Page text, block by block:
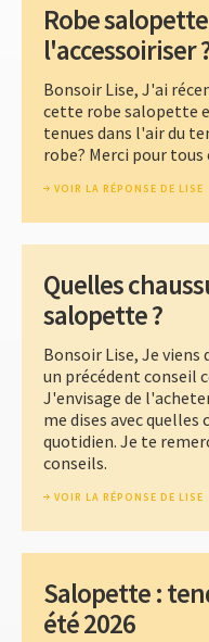
Robe
l'accessoiriser
Bonsoir Lise, J'ai
cette robe salopette
tenues dans l'air du
robe? Merci pour tous
VOIR LA RÉPONSE DE LISE
Quelles
salopette ?
Bonsoir Lise, Je viens
un précédent conseil
J'envisage de
me dises avec quelles
quotidien. Je te
conseils.
VOIR LA RÉPONSE DE LISE
Salopette :
été 2026